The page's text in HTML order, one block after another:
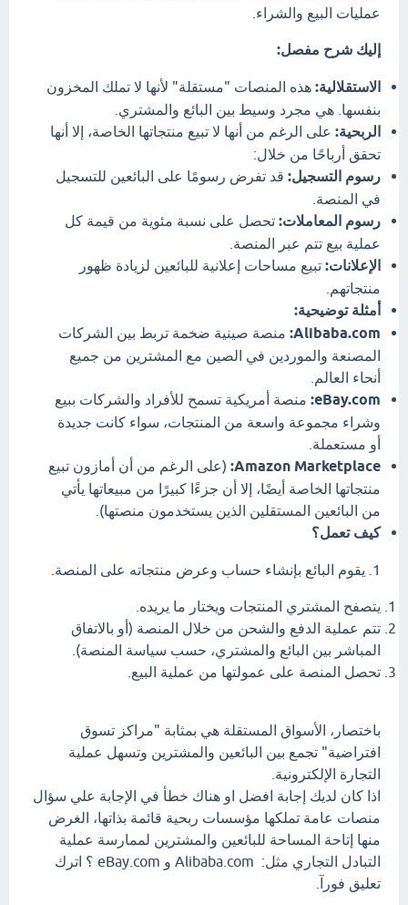
عمليات البيع والشراء.
إليك شرح مفصل:
الاستقلالية: هذه المنصات "مستقلة" لأنها لا تملك المخزون
بنفسها. هي مجرد وسيط بين البائع والمشتري.
الربحية: على الرغم من أنها لا تبيع منتجاتها الخاصة، إلا أنها
تحقق أرباحًا من خلال:
رسوم التسجيل: قد تفرض رسومًا على البائعين للتسجيل
في المنصة.
رسوم المعاملات: تحصل على نسبة مئوية من قيمة كل
عملية بيع تتم عبر المنصة.
الإعلانات: تبيع مساحات إعلانية للبائعين لزيادة ظهور
منتجاتهم.
أمثلة توضيحية:
Alibaba.com: منصة صينية ضخمة تربط بين الشركات
المصنعة والموردين في الصين مع المشترين من جميع
أنحاء العالم.
eBay.com: منصة أمريكية تسمح للأفراد والشركات ببيع
وشراء مجموعة واسعة من المنتجات، سواء كانت جديدة
أو مستعملة.
Amazon Marketplace: (على الرغم من أن أمازون تبيع
منتجاتها الخاصة أيضًا، إلا أن جزءًا كبيرًا من مبيعاتها يأتي
من البائعين المستقلين الذين يستخدمون منصتها).
كيف تعمل؟
1. يقوم البائع بإنشاء حساب وعرض منتجاته على المنصة.
يتصفح المشتري المنتجات ويختار ما يريده.
تتم عملية الدفع والشحن من خلال المنصة (أو بالاتفاق
المباشر بين البائع والمشتري، حسب سياسة المنصة).
تحصل المنصة على عمولتها من عملية البيع.
باختصار، الأسواق المستقلة هي بمثابة "مراكز تسوق
افتراضية" تجمع بين البائعين والمشترين وتسهل عملية
التجارة الإلكترونية.
اذا كان لديك إجابة افضل او هناك خطأ في الإجابة علي سؤال
منصات عامة تملكها مؤسسات ربحية قائمة بذاتها، الغرض
منها إتاحة المساحة للبائعين والمشترين لممارسة عملية
التبادل التجاري مثل: Alibaba.com و eBay.com ؟ اترك
تعليق فورآ.